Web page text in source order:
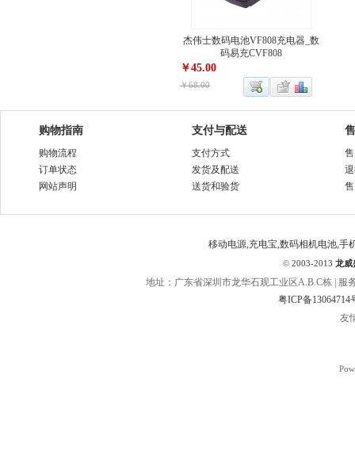
杰伟士数码电池VF808充电器_数
码易充CVF808
￥45.00
￥68.00
购物指南
购物流程
订单状态
网站声明
支付与配送
支付方式
发货及配送
送货和验货
移动电源,充电宝,数码相机电池,手
© 2003-2013 龙威
地址：广东省深圳市龙华石观工业区A.B.C栋 | 服
粤ICP备13064714
友